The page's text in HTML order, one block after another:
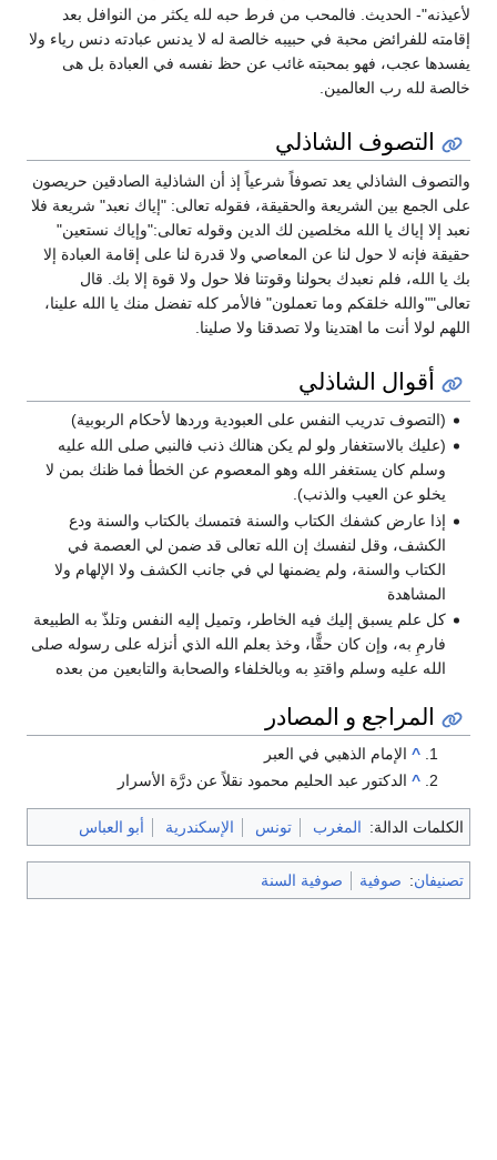
لأعيذنه"- الحديث. فالمحب من فرط حبه لله يكثر من النوافل بعد
إقامته للفرائض محبة في حبيبه خالصة له لا يدنس عبادته دنس رياء ولا
يفسدها عجب، فهو بمحبته غائب عن حظ نفسه في العبادة بل هى
خالصة لله رب العالمين.
التصوف الشاذلي
والتصوف الشاذلي يعد تصوفاً شرعياً إذ أن الشاذلية الصادقين حريصون
على الجمع بين الشريعة والحقيقة، فقوله تعالى: "إياك نعبد" شريعة فلا
نعبد إلا إياك يا الله مخلصين لك الدين وقوله تعالى:"وإياك نستعين"
حقيقة فإنه لا حول لنا عن المعاصي ولا قدرة لنا على إقامة العبادة إلا
بك يا الله، فلم نعبدك بحولنا وقوتنا فلا حول ولا قوة إلا بك. قال
تعالى""والله خلقكم وما تعملون" فالأمر كله تفضل منك يا الله علينا،
اللهم لولا أنت ما اهتدينا ولا تصدقنا ولا صلينا.
أقوال الشاذلي
(التصوف تدريب النفس على العبودية وردها لأحكام الربوبية)
(عليك بالاستغفار ولو لم يكن هنالك ذنب فالنبي صلى الله عليه
وسلم كان يستغفر الله وهو المعصوم عن الخطأ فما ظنك بمن لا
يخلو عن العيب والذنب).
إذا عارض كشفك الكتاب والسنة فتمسك بالكتاب والسنة ودع
الكشف، وقل لنفسك إن الله تعالى قد ضمن لي العصمة في
الكتاب والسنة، ولم يضمنها لي في جانب الكشف ولا الإلهام ولا
المشاهدة
كل علم يسبق إليك فيه الخاطر، وتميل إليه النفس وتلذّ به الطبيعة
فارمِ به، وإن كان حقًّا، وخذ بعلم الله الذي أنزله على رسوله صلى
الله عليه وسلم واقتدِ به وبالخلفاء والصحابة والتابعين من بعده
المراجع و المصادر
^ الإمام الذهبي في العبر
^ الدكتور عبد الحليم محمود نقلاً عن درَّة الأسرار
الكلمات الدالة: المغرب تونس الإسكندرية أبو العباس
تصنيفان: صوفية صوفية السنة